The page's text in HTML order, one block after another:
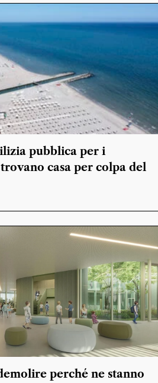
pubblica per i
casa per colpa del
perché ne stanno